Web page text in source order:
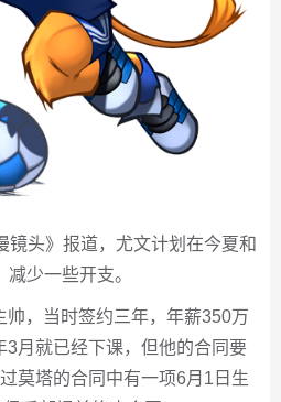
镜头》报道，尤文计划在今夏和
少一些开支。
帅，当时签约三年，年薪350万
3月就已经下课，但他的合同要
莫塔的合同中有一项6月1日生